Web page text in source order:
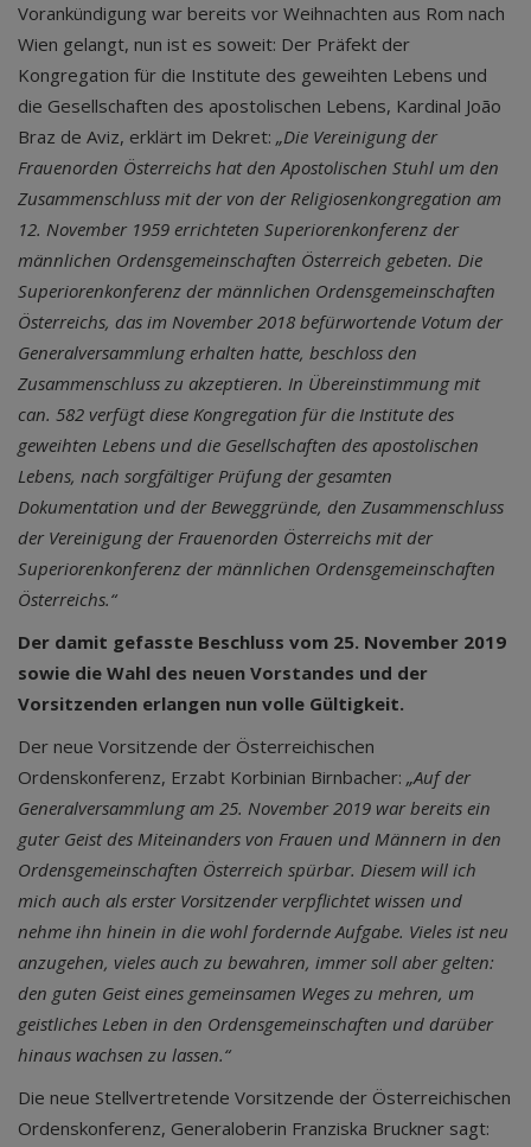
Vorankündigung war bereits vor Weihnachten aus Rom nach
Wien gelangt, nun ist es soweit: Der Präfekt der
Kongregation für die Institute des geweihten Lebens und
die Gesellschaften des apostolischen Lebens, Kardinal João
Braz de Aviz, erklärt im Dekret: „Die Vereinigung der
Frauenorden Österreichs hat den Apostolischen Stuhl um den
Zusammenschluss mit der von der Religiosenkongregation am
12. November 1959 errichteten Superiorenkonferenz der
männlichen Ordensgemeinschaften Österreich gebeten. Die
Superiorenkonferenz der männlichen Ordensgemeinschaften
Österreichs, das im November 2018 befürwortende Votum der
Generalversammlung erhalten hatte, beschloss den
Zusammenschluss zu akzeptieren. In Übereinstimmung mit
can. 582 verfügt diese Kongregation für die Institute des
geweihten Lebens und die Gesellschaften des apostolischen
Lebens, nach sorgfältiger Prüfung der gesamten
Dokumentation und der Beweggründe, den Zusammenschluss
der Vereinigung der Frauenorden Österreichs mit der
Superiorenkonferenz der männlichen Ordensgemeinschaften
Österreichs.“
Der damit gefasste Beschluss vom 25. November 2019
sowie die Wahl des neuen Vorstandes und der
Vorsitzenden erlangen nun volle Gültigkeit.
Der neue Vorsitzende der Österreichischen
Ordenskonferenz, Erzabt Korbinian Birnbacher: „Auf der
Generalversammlung am 25. November 2019 war bereits ein
guter Geist des Miteinanders von Frauen und Männern in den
Ordensgemeinschaften Österreich spürbar. Diesem will ich
mich auch als erster Vorsitzender verpflichtet wissen und
nehme ihn hinein in die wohl fordernde Aufgabe. Vieles ist neu
anzugehen, vieles auch zu bewahren, immer soll aber gelten:
den guten Geist eines gemeinsamen Weges zu mehren, um
geistliches Leben in den Ordensgemeinschaften und darüber
hinaus wachsen zu lassen.“
Die neue Stellvertretende Vorsitzende der Österreichischen
Ordenskonferenz, Generaloberin Franziska Bruckner sagt: